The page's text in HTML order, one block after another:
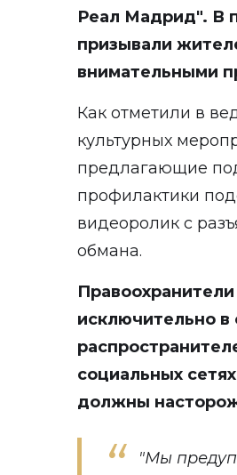
Реал Мадрид". В
призывали
внимательными
Как отметили в
культурных
предлагающие
профилактики
видеоролик с
обмана.
исключительно в
социальных
должны
"Мы